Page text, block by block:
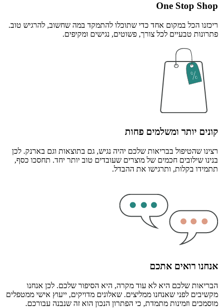
One Stop Shop
ריכזנו הכל במקום אחד כדי שתוכלו להתמקד במה שחשוב, להרגיש טוב.
פתרונות טבעיים לכל צורך, פשוטים, נגישים ומקיפים.
קונים יותר ומשלמים פחות
רצינו שהטיפול בבריאות שלכם יהיה נגיש, גם בתוצאות וגם בארנק. לכן
בנינו שילובים חכמים של מוצרים שעובדים טוב יותר יחד. תחסכו כסף,
תתמידו בקלות, ותרגישו את ההבדל.
אנחנו רואים אתכם
הבריאות שלכם היא לא עוד מקרה, היא הסיפור שלכם. לכן אנחנו
מקשיבים לפני שאנחנו ממליצים. שאלונים מדויקים, ייעוץ אישי ממטפלים
מוסמכים וזמינות מתמדת, כי הפתרון הנכון הוא זה שנבנה עבורכם.